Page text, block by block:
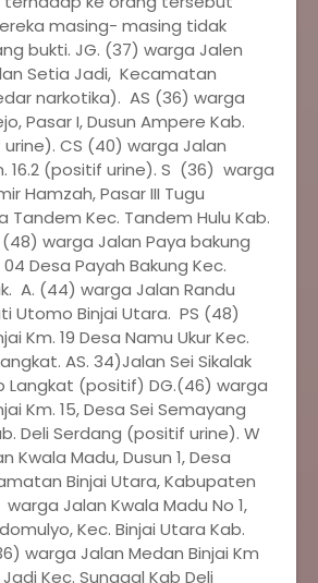
masing- masing tidak
bukti. JG. (37) warga Jalen
Setia Jadi, Kecamatan
narkotika). AS (36) warga
Pasar I, Dusun Ampere Kab.
CS (40) warga Jalan
16.2 (positif urine). S (36) warga
Hamzah, Pasar III Tugu
Tandem Kec. Tandem Hulu Kab.
warga Jalan Paya bakung
Desa Payah Bakung Kec.
A. (44) warga Jalan Randu
Utomo Binjai Utara. PS (48)
Km. 19 Desa Namu Ukur Kec.
AS. 34)Jalan Sei Sikalak
Langkat (positif) DG.(46) warga
Km. 15, Desa Sei Semayang
Deli Serdang (positif urine). W
Kwala Madu, Dusun 1, Desa
Binjai Utara, Kabupaten
Jalan Kwala Madu No 1,
Kec. Binjai Utara Kab.
warga Jalan Medan Binjai Km
Kec. Sunggal Kab Deli